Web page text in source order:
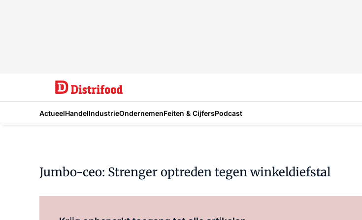
ActueelHandelIndustrieOndernemenFeiten & CijfersPodcast
Jumbo-ceo: Strenger optreden tegen winkeldiefstal